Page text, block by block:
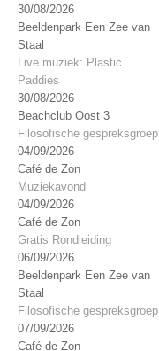
30/08/2026
Beeldenpark Een Zee van
Staal
Live muziek: Plastic
Paddies
30/08/2026
Beachclub Oost 3
Filosofische gespreksgroep
04/09/2026
Café de Zon
Muziekavond
04/09/2026
Café de Zon
Gratis Rondleiding
06/09/2026
Beeldenpark Een Zee van
Staal
Filosofische gespreksgroep
07/09/2026
Café de Zon